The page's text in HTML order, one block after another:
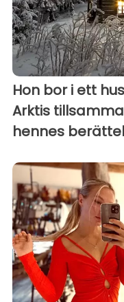
Hon bor i ett
Arktis
hennes